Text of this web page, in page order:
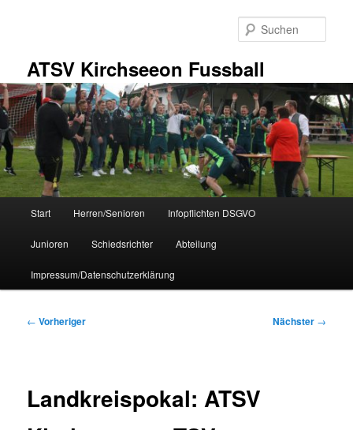
ATSV Kirchseeon Fussball
Start Herren/Senioren Infopflichten DSGVO
Junioren Schiedsrichter Abteilung
Impressum/Datenschutzerklärung
Beitragsnavigation
← Vorheriger Nächster →
Landkreispokal: ATSV